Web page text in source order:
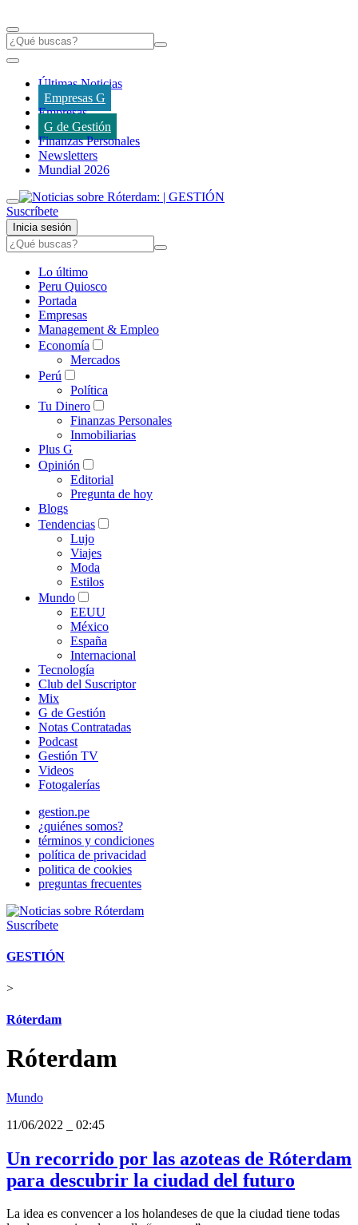
Últimas Noticias
Empresas G
Empresas
G de Gestión
Finanzas Personales
Newsletters
Mundial 2026
Suscríbete
Inicia sesión
Lo último
Peru Quiosco
Portada
Empresas
Management & Empleo
Economía
Mercados
Perú
Política
Tu Dinero
Finanzas Personales
Inmobiliarias
Plus G
Opinión
Editorial
Pregunta de hoy
Blogs
Tendencias
Lujo
Viajes
Moda
Estilos
Mundo
EEUU
México
España
Internacional
Tecnología
Club del Suscriptor
Mix
G de Gestión
Notas Contratadas
Podcast
Gestión TV
Videos
Fotogalerías
gestion.pe
¿quiénes somos?
términos y condiciones
política de privacidad
politica de cookies
preguntas frecuentes
Suscríbete
GESTIÓN
>
Róterdam
Róterdam
Mundo
11/06/2022
02:45
Un recorrido por las azoteas de Róterdam
para descubrir la ciudad del futuro
La idea es convencer a los holandeses de que la ciudad tiene todas